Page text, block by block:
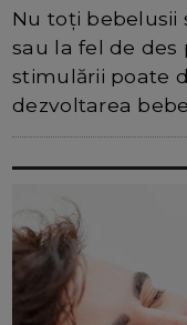
Nu toți
sau la fel de des
stimulării poate
dezvoltarea